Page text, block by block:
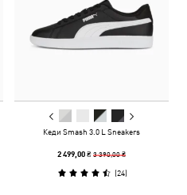
Кеди Smash 3.0 L Sneakers
2 499,00 ₴3 390,00 ₴
(24)